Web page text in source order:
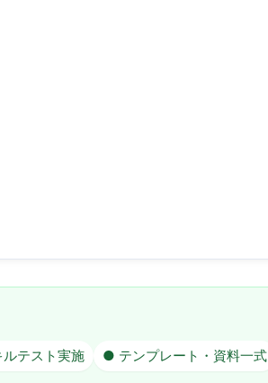
テスト実施 ● テンプレート・資料一式